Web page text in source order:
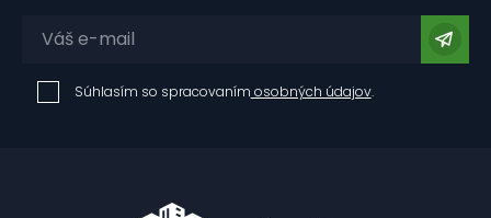
Súhlasím so spracovaním osobných údajov.